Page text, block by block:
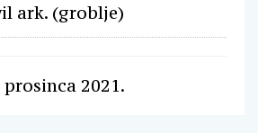
ark. (groblje)
2021.